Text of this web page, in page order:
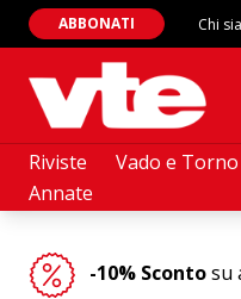
Riviste Vado e Torno
Annate
ABBONATI Chi
-10% Scontosu